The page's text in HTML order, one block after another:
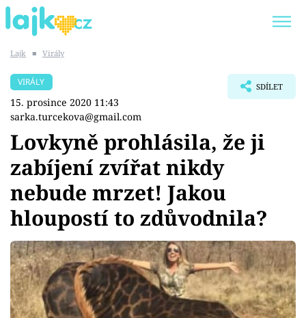
SHOPAHOLICADEL
Témata
Showbyznys
Youtubeři
Virály
Sex a vztahy
Lajk ■ Virály
VIRÁLY
15. prosince 2020 11:43
sarka.turcekova@gmail.com
SDÍLET
Lovkyně prohlásila, že ji
zabíjení zvířat nikdy
nebude mrzet! Jakou
hloupostí to zdůvodnila?